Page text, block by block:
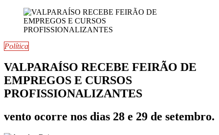
Política
VALPARAÍSO RECEBE FEIRÃO DE
EMPREGOS E CURSOS
PROFISSIONALIZANTES
vento ocorre nos dias 28 e 29 de setembro.